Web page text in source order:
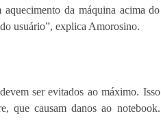
aquecimento da máquina acima do
usuário”, explica Amorosino.
ser evitados ao máximo. Isso
que causam danos ao notebook.